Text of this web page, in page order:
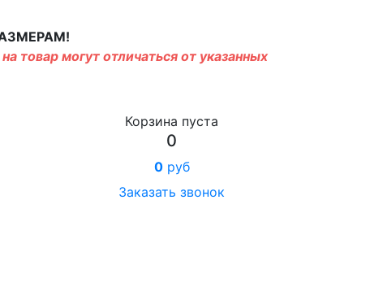
товар могут отличаться от указанных
Корзина пуста
0
0руб
Заказать звонок